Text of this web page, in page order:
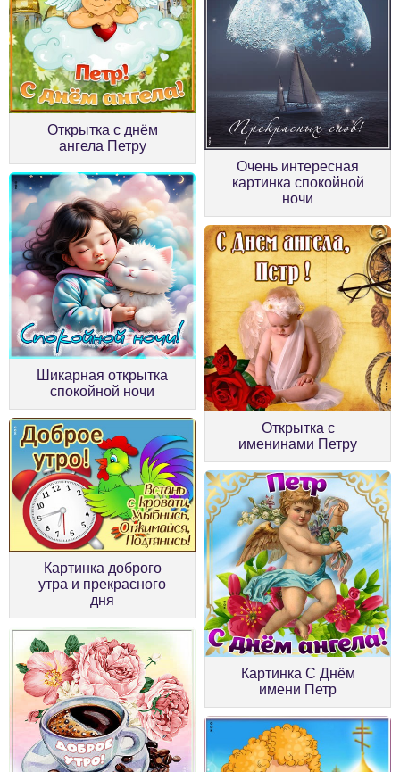
Открытка с днём
ангела Петру
Очень интересная
картинка спокойной
ночи
Шикарная открытка
спокойной ночи
Открытка с
именинами Петру
Картинка доброго
утра и прекрасного
дня
Картинка С Днём
имени Петр